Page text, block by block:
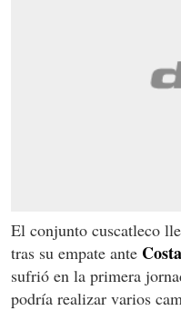
El conjunto cuscatleco
tras su empate ante
sufrió en la primera
podría realizar varios